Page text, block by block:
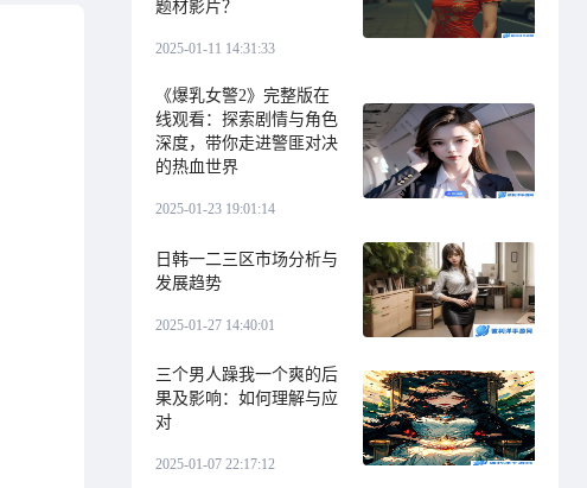
题材影片？
2025-01-11 14:31:33
《爆乳女警2》完整版在
线观看：探索剧情与角色
深度，带你走进警匪对决
的热血世界
2025-01-23 19:01:14
日韩一二三区市场分析与
发展趋势
2025-01-27 14:40:01
三个男人躁我一个爽的后
果及影响：如何理解与应
对
2025-01-07 22:17:12